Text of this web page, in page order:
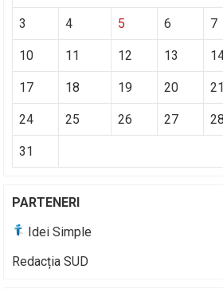
3 4 5 6 7
10 11 12 13
17 18 19 20 21
24 25 26 27 28
31
PARTENERI
Idei Simple
Redacția SUD